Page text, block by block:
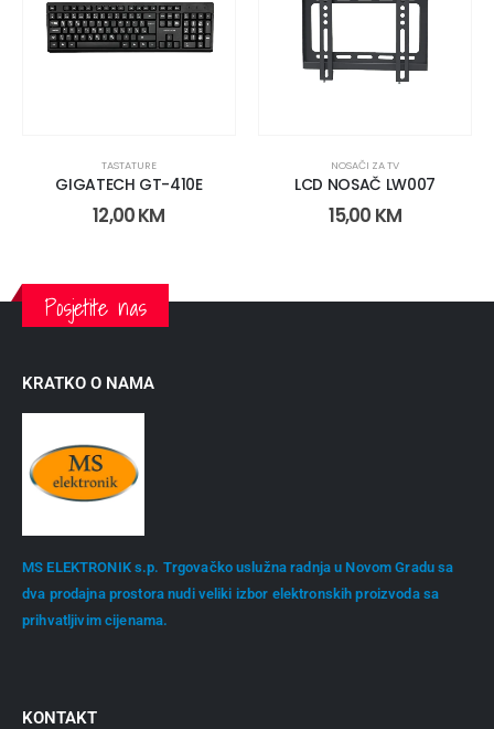
TASTATURE
GIGATECH GT-410E
12,00KM
NOSAČI ZA TV
LCD NOSAČ LW007
15,00 KM
Posjetite nas
KRATKO O NAMA
MS ELEKTRONIK s.p. Trgovačko uslužna radnja u Novom Gradu sa
dva prodajna prostora nudi veliki izbor elektronskih proizvoda sa
prihvatljivim cijenama.
KONTAKT